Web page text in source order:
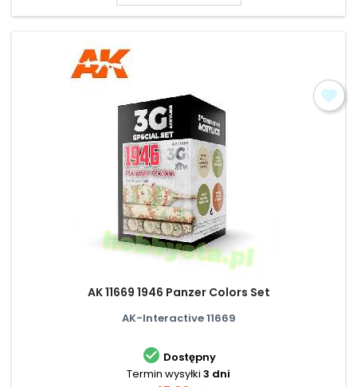
AK 11669 1946 Panzer Colors Set
AK-Interactive 11669
 Dostępny
Termin wysyłki 3 dni